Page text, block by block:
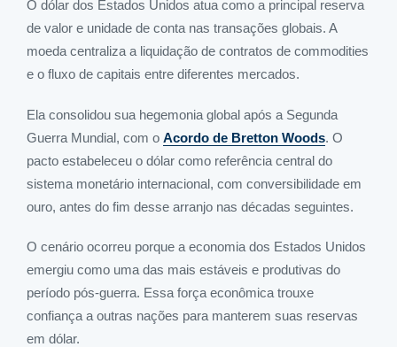
O dólar dos Estados Unidos atua como a principal reserva
de valor e unidade de conta nas transações globais. A
moeda centraliza a liquidação de contratos de commodities
e o fluxo de capitais entre diferentes mercados.
Ela consolidou sua hegemonia global após a Segunda
Guerra Mundial, com oAcordo de Bretton Woods. O
pacto estabeleceu o dólar como referência central do
sistema monetário internacional, com conversibilidade em
ouro, antes do fim desse arranjo nas décadas seguintes.
O cenário ocorreu porque a economia dos Estados Unidos
emergiu como uma das mais estáveis e produtivas do
período pós-guerra. Essa força econômica trouxe
confiança a outras nações para manterem suas reservas
em dólar.